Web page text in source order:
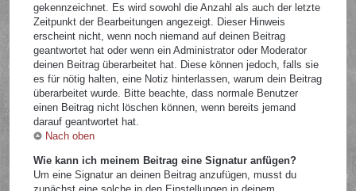
gekennzeichnet. Es wird sowohl die Anzahl als auch der letzte
Zeitpunkt der Bearbeitungen angezeigt. Dieser Hinweis
erscheint nicht, wenn noch niemand auf deinen Beitrag
geantwortet hat oder wenn ein Administrator oder Moderator
deinen Beitrag überarbeitet hat. Diese können jedoch, falls sie
es für nötig halten, eine Notiz hinterlassen, warum dein Beitrag
überarbeitet wurde. Bitte beachte, dass normale Benutzer
einen Beitrag nicht löschen können, wenn bereits jemand
darauf geantwortet hat.
Nach oben
Wie kann ich meinem Beitrag eine Signatur anfügen?
Um eine Signatur an deinen Beitrag anzufügen, musst du